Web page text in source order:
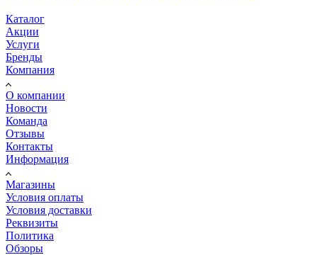
Каталог
Акции
Услуги
Бренды
Компания
О компании
Новости
Команда
Отзывы
Контакты
Информация
Магазины
Условия оплаты
Условия доставки
Реквизиты
Политика
Обзоры